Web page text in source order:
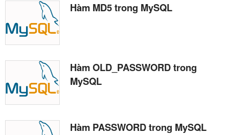
Hàm MD5 trong MySQL
Hàm OLD_PASSWORD trong
MySQL
Hàm PASSWORD trong MySQL